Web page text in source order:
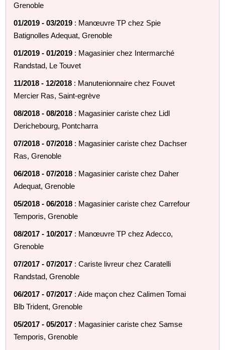
Grenoble
01/2019 - 03/2019 : Manœuvre TP chez Spie
Batignolles Adequat, Grenoble
01/2019 - 01/2019 : Magasinier chez Intermarché
Randstad, Le Touvet
11/2018 - 12/2018 : Manutenionnaire chez Fouvet
Mercier Ras, Saint-egrève
08/2018 - 08/2018 : Magasinier cariste chez Lidl
Derichebourg, Pontcharra
07/2018 - 07/2018 : Magasinier cariste chez Dachser
Ras, Grenoble
06/2018 - 07/2018 : Magasinier cariste chez Daher
Adequat, Grenoble
05/2018 - 06/2018 : Magasinier cariste chez Carrefour
Temporis, Grenoble
08/2017 - 10/2017 : Manœuvre TP chez Adecco,
Grenoble
07/2017 - 07/2017 : Cariste livreur chez Caratelli
Randstad, Grenoble
06/2017 - 07/2017 : Aide maçon chez Calimen Tomai
Blb Trident, Grenoble
05/2017 - 05/2017 : Magasinier cariste chez Samse
Temporis, Grenoble